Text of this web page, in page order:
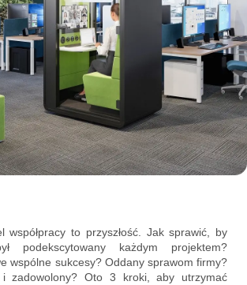
współpracy to przyszłość. Jak sprawić, by
podekscytowany każdym projektem?
wspólne sukcesy? Oddany sprawom firmy?
i zadowolony? Oto 3 kroki, aby utrzymać